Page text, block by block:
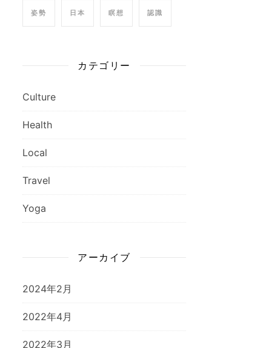
姿勢 日本 瞑想 認識
カテゴリー
Culture
Health
Local
Travel
Yoga
アーカイブ
2024年2月
2022年4月
2022年3月